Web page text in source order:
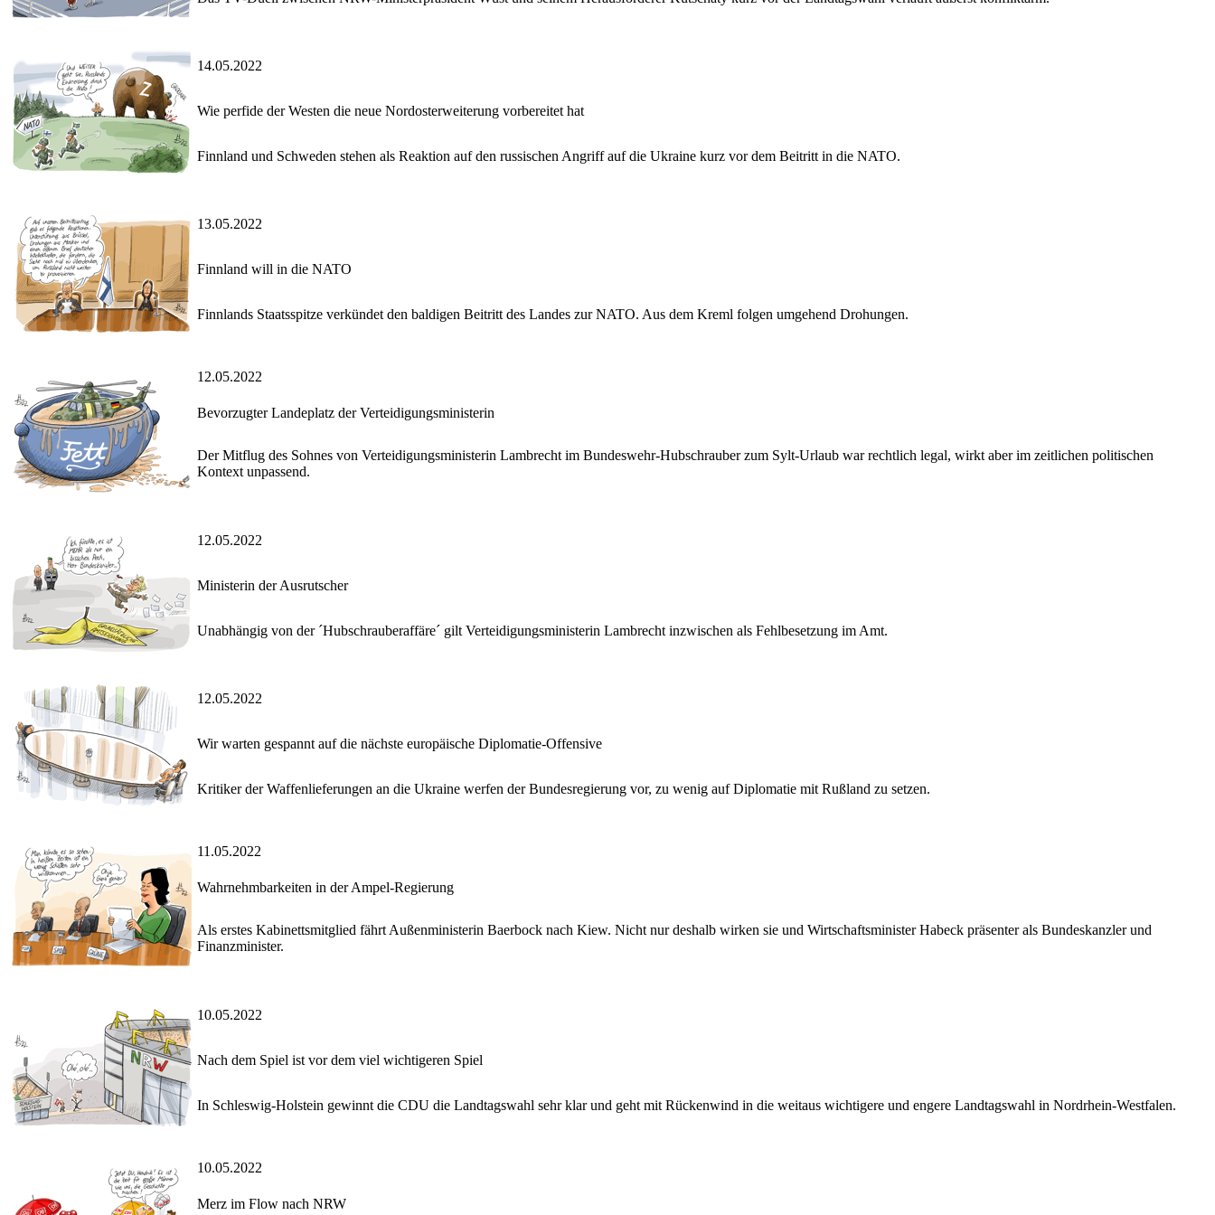
14.05.2022
Wie perfide der Westen die neue Nordosterweiterung vorbereitet hat
Finnland und Schweden stehen als Reaktion auf den russischen Angriff auf die Ukraine kurz vor dem Beitritt in die NATO.
13.05.2022
Finnland will in die NATO
Finnlands Staatsspitze verkündet den baldigen Beitritt des Landes zur NATO. Aus dem Kreml folgen umgehend Drohungen.
12.05.2022
Bevorzugter Landeplatz der Verteidigungsministerin
Der Mitflug des Sohnes von Verteidigungsministerin Lambrecht im Bundeswehr-Hubschrauber zum Sylt-Urlaub war rechtlich legal, wirkt aber im zeitlichen politischen
Kontext unpassend.
12.05.2022
Ministerin der Ausrutscher
Unabhängig von der ´Hubschrauberaffäre´ gilt Verteidigungsministerin Lambrecht inzwischen als Fehlbesetzung im Amt.
12.05.2022
Wir warten gespannt auf die nächste europäische Diplomatie-Offensive
Kritiker der Waffenlieferungen an die Ukraine werfen der Bundesregierung vor, zu wenig auf Diplomatie mit Rußland zu setzen.
11.05.2022
Wahrnehmbarkeiten in der Ampel-Regierung
Als erstes Kabinettsmitglied fährt Außenministerin Baerbock nach Kiew. Nicht nur deshalb wirken sie und Wirtschaftsminister Habeck präsenter als Bundeskanzler und
Finanzminister.
10.05.2022
Nach dem Spiel ist vor dem viel wichtigeren Spiel
In Schleswig-Holstein gewinnt die CDU die Landtagswahl sehr klar und geht mit Rückenwind in die weitaus wichtigere und engere Landtagswahl in Nordrhein-Westfalen.
10.05.2022
Merz im Flow nach NRW